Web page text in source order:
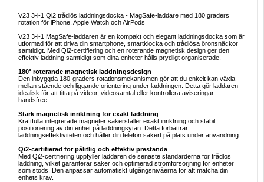
V23 3-i-1 Qi2 trådlös laddningsdocka - MagSafe-laddare med 180 graders
rotation för iPhone, Apple Watch och AirPods
V23 3-i-1 MagSafe-laddaren är en kompakt och elegant laddningsdocka som är
utformad för att driva din smartphone, smartklocka och trådlösa öronsnäckor
samtidigt. Med Qi2-certifiering och en roterande magnetisk design ger den
effektiv laddning samtidigt som dina enheter hålls prydligt organiserade.
180° roterande magnetisk laddningsdesign
Den inbyggda 180-graders rotationsmekanismen gör att du enkelt kan växla
mellan stående och liggande orientering under laddningen. Detta gör laddaren
idealisk för att titta på videor, videosamtal eller kontrollera aviseringar
handsfree.
Stark magnetisk inriktning för exakt laddning
Kraftfulla integrerade magneter säkerställer exakt inriktning och stabil
positionering av din enhet på laddningsytan. Detta förbättrar
laddningseffektiviteten och håller din telefon säkert på plats under användning.
Qi2-certifierad för pålitlig och effektiv prestanda
Med Qi2-certifiering uppfyller laddaren de senaste standarderna för trådlös
laddning, vilket garanterar säker och optimerad strömförsörjning för enheter
som stöds. Den anpassar automatiskt utgångsnivåerna för att matcha din
enhets krav.